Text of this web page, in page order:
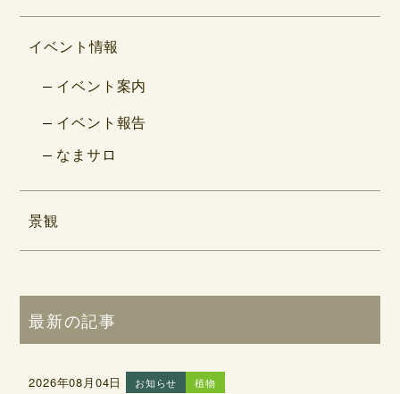
イベント情報
イベント案内
イベント報告
なまサロ
景観
最新の記事
2026年08月04日 お知らせ 植物